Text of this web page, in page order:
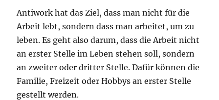
Antiwork hat das Ziel, dass man nicht für die
Arbeit lebt, sondern dass man arbeitet, um zu
leben. Es geht also darum, dass die Arbeit nicht
an erster Stelle im Leben stehen soll, sondern
an zweiter oder dritter Stelle. Dafür können die
Familie, Freizeit oder Hobbys an erster Stelle
gestellt werden.